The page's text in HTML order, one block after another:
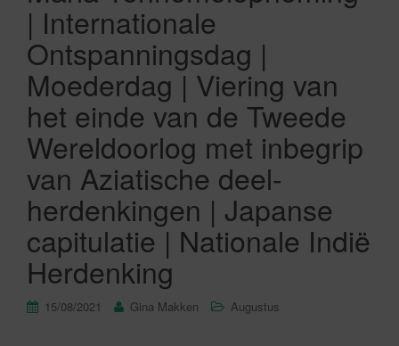
| Internationale
Ontspanningsdag |
Moederdag | Viering van
het einde van de Tweede
Wereldoorlog met inbegrip
van Aziatische deel-
herdenkingen | Japanse
capitulatie | Nationale Indië
Herdenking
15/08/2021 Gina Makken Augustus